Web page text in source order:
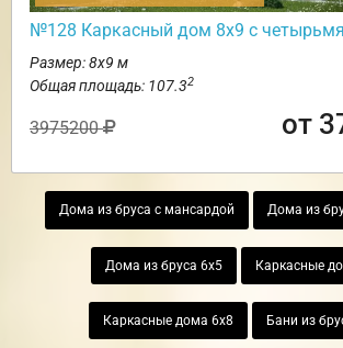
№128 Каркасный дом 8х9 с
Размер: 8х9 м
Общая площадь: 107.32
3975200 от
Дома из бруса с мансардой Дома из
Дома из бруса 6х5 Каркасные
Каркасные дома 6х8 Бани из